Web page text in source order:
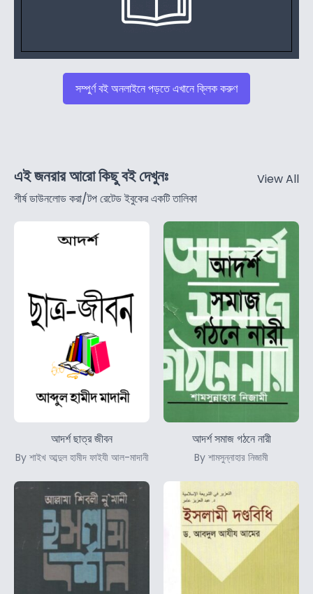
সম্পুর্ণ বই অনলাইনে পড়তে এখানে ক্লিক করুণ
এই জনরার আরো কিছু বই দেখুনঃ
শীর্ষ ডাউনলোড করা/টপ রেটেড ইবুকের একটি তালিকা
View All
আদর্শ ছাত্র জীবন
By শাইখ আব্দুল হামীদ ফাইযী আল-মাদানী
আদর্শ সমাজ গঠনে নারী
By শামসুন্নাহার নিজামী